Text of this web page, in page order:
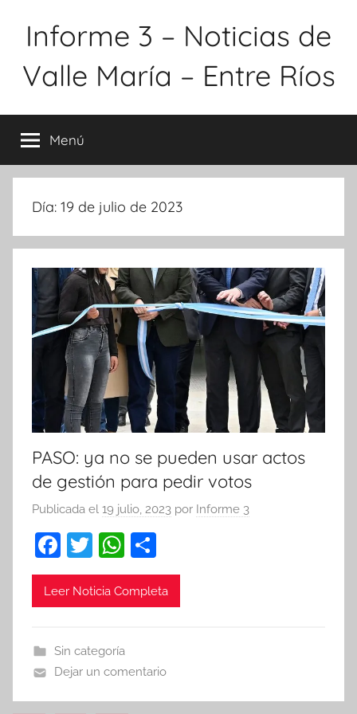
Informe 3 – Noticias de
Valle María – Entre Ríos
Menú
Día: 19 de julio de 2023
PASO: ya no se pueden usar actos
de gestión para pedir votos
Publicada el 19 julio, 2023 por Informe 3
F
a
c
b
o
o
T
w
itt
W
h
at
A
p
p
o
m
tir
Leer Noticia Completa
Sin categoría
Dejar un comentario